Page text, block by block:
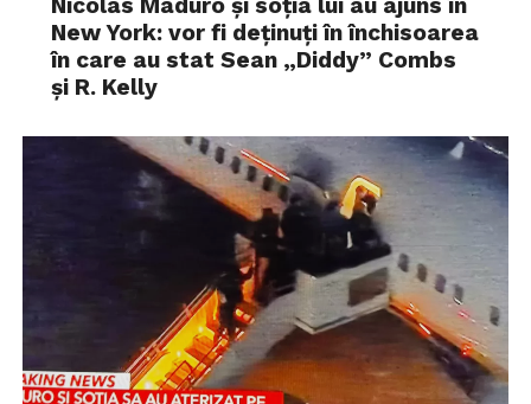
New York: vor fi deținuți în închisoarea
în care au stat Sean „Diddy” Combs
și R. Kelly